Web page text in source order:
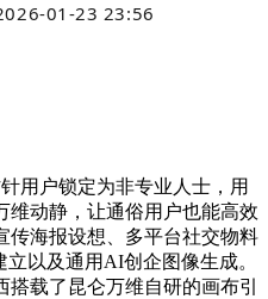
01-23 23:56
户锁定为非专业人士，用
维动静，让通俗用户也能高效
传海报设想、多平台社交物料
以及通用AI创企图像生成。
载了昆仑万维自研的画布引